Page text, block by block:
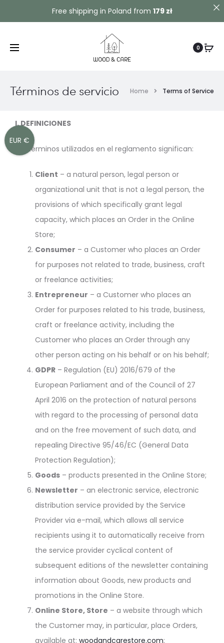
0
Términos de servicio Home Terms of Service
I.DEFINICIONES
Los términos utilizados en el reglamento significan:
Client – a natural person, legal person or
organizational unit that is not a legal person, the
provisions of which specifically grant legal
capacity, which places an Order in the Online
Store;
Consumer – a Customer who places an Order
for purposes not related to trade, business, craft
or freelance activities;
Entrepreneur – a Customer who places an
Order for purposes related to his trade, business,
craft or freelance activity, including the
Customer who places an Order through any
other person acting on his behalf or on his behalf;
GDPR – Regulation (EU) 2016/679 of the
European Parliament and of the Council of 27
April 2016 on the protection of natural persons
with regard to the processing of personal data
and on the free movement of such data, and
repealing Directive 95/46/EC (General Data
Protection Regulation);
Goods – products presented in the Online Store;
Newsletter – an electronic service, electronic
distribution service provided by the Service
Provider via e-mail, which allows all service
recipients using it to automatically receive from
the service provider cyclical content of
subsequent editions of the newsletter containing
information about Goods, new products and
promotions in the Online Store.
Online Store, Store – a website through which
the Customer may, in particular, place Orders,
available at: woodandcarestore.com;
Free shipping in Poland from 179 zł
EUR €
Contact us!